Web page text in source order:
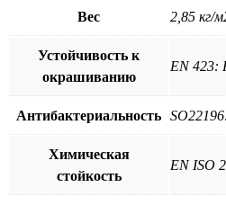
Вес 2,85 кг/
Устойчивость к
окрашиванию
EN 423:
Антибактериальность
Химическая
стойкость
EN ISO